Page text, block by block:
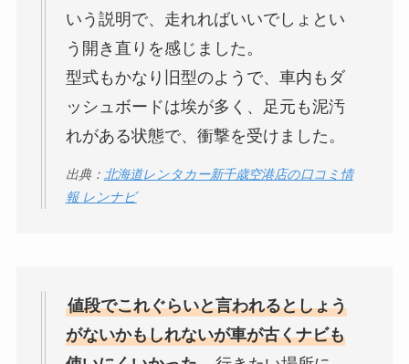
いう説明で、走れればいいでしょとい
う開き直りを感じました。
型式もかなり旧型のようで、車内もダ
ッシュボードは埃が多く、足元も泥汚
れがある状態で、衝撃を受けました。
出典： 北海道レンタカー新千歳空港店の口コミ情
報 レンナビ
値段でこれぐらいと言われるとしょう
がないかもしれないが車が古くナビも